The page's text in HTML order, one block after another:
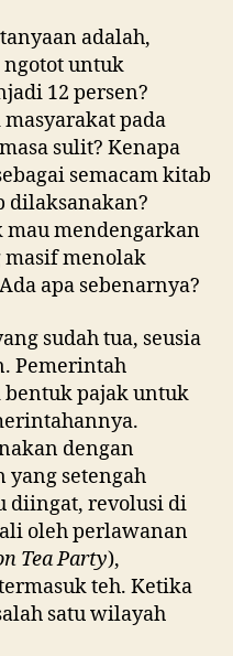
adalah,
untuk
12 persen?
pada
sulit? Kenapa
semacam kitab
dilaksanakan?
mendengarkan
masif menolak
apa sebenarnya?
sudah tua, seusia
Pemerintah
pajak untuk
dengan
yang setengah
diingat, revolusi di
oleh perlawanan
Tea Party),
teh. Ketika
satu wilayah